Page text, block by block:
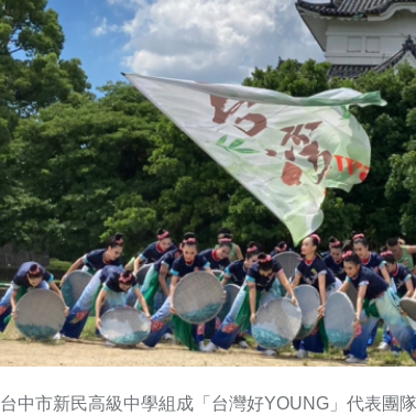
台中市新民高級中學組成「台灣好YOUNG」代表團